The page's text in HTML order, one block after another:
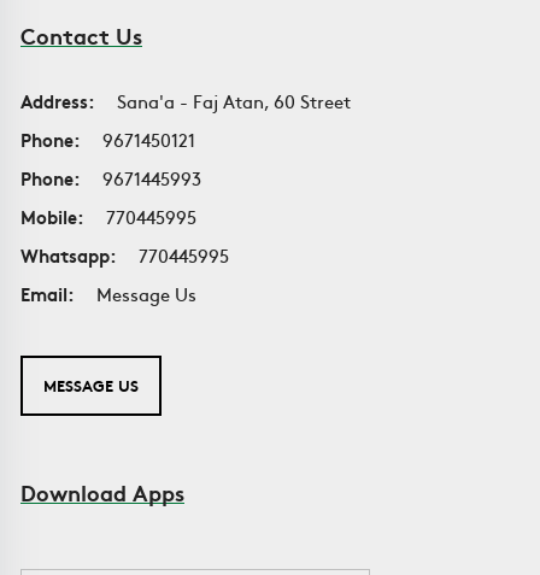
Contact Us
Address:
Sana'a - Faj Atan, 60 Street
Phone:
9671450121
Phone:
9671445993
Mobile:
770445995
Whatsapp:
770445995
Email:
Message Us
MESSAGE US
Download Apps